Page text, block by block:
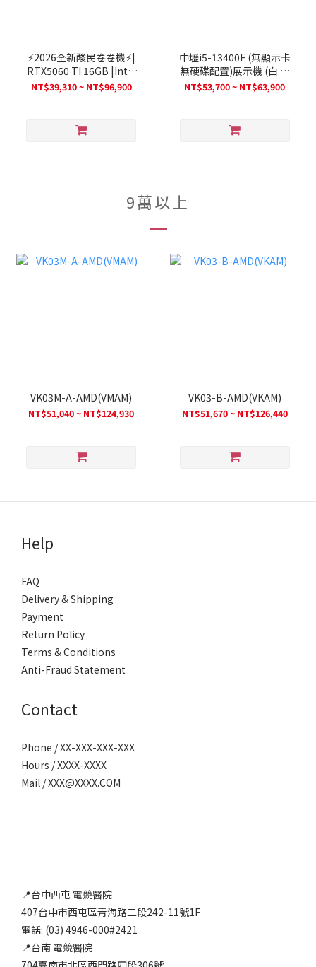
⚡2026全新酸民卷卷機⚡|
RTX5060 TI 16GB |Intel
i3-14100F| 支持AI | 電競
NT$39,310 ~ NT$96,900
中壢i5-13400F (無顯示卡
無硬碟配置)展示機 (白 創
世神 X淡藍)
NT$53,700 ~ NT$63,900
9萬以上
VK03M-A-AMD(VMAM)
NT$51,040 ~ NT$124,930
VK03-B-AMD(VKAM)
NT$51,670 ~ NT$126,440
Help
FAQ
Delivery & Shipping
Payment
Return Policy
Terms & Conditions
Anti-Fraud Statement
Contact
Phone / XX-XXX-XXX-XXX
Hours / XXXX-XXXX
Mail / XXX@XXXX.COM
📍台中西屯 電競醫院
407台中市西屯區青海路二段242-11號1F
電話: (03) 4946-000#2421
📍台南 電競醫院